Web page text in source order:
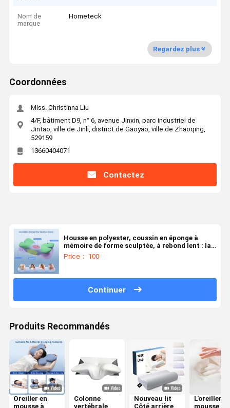
Nom de
marque
Hometeck
Regardez plus
Coordonnées
Miss. Christinna Liu
4/F, bâtiment D9, n° 6, avenue Jinxin, parc industriel de
Jintao, ville de Jinli, district de Gaoyao, ville de Zhaoqing,
529159
13660404071
Contactez
Housse en polyester, coussin en éponge à
mémoire de forme sculptée, à rebond lent : la
combinaison parfaite du confort et de la
commodité
Price： 100
Continuer
Produits Recommandés
Oreiller en
mousse à
Colonne
vertébrale
Nouveau lit
Côté arrière
L'oreiller
mousse de